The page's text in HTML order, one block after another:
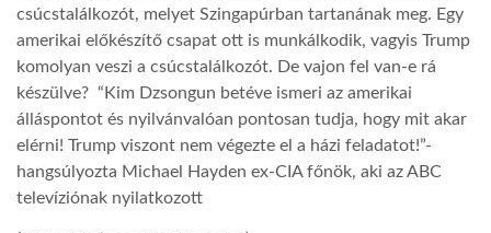
csúcstalálkozót, melyet Szingapúrban tartanának meg. Egy
amerikai előkészítő csapat ott is munkálkodik, vagyis Trump
komolyan veszi a csúcstalálkozót. De vajon fel van-e rá
készülve? “Kim Dzsongun betéve ismeri az amerikai
álláspontot és nyilvánvalóan pontosan tudja, hogy mit akar
elérni! Trump viszont nem végezte el a házi feladatot!”-
hangsúlyozta Michael Hayden ex-CIA főnök, aki az ABC
televíziónak nyilatkozott